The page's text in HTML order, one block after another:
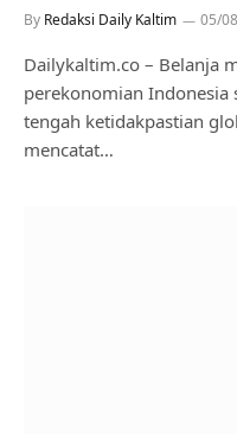
By Redaksi Daily Kaltim 05/
Dailykaltim.co – Belanja
perekonomian
tengah ketidakpastian
mencatat…